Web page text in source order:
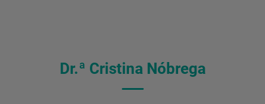
Dr.ª Cristina Nóbrega